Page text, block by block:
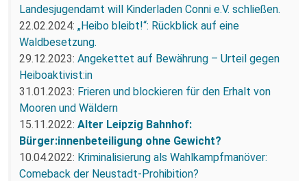
Landesjugendamt will Kinderladen Conni e.V. schließen.
22.02.2024: „Heibo bleibt!“: Rückblick auf eine
Waldbesetzung.
29.12.2023: Angekettet auf Bewährung – Urteil gegen
Heiboaktivist:in
31.01.2023: Frieren und blockieren für den Erhalt von
Mooren und Wäldern
15.11.2022: Alter Leipzig Bahnhof:
Bürger:innenbeteiligung ohne Gewicht?
10.04.2022: Kriminalisierung als Wahlkampfmanöver:
Comeback der Neustadt-Prohibition?